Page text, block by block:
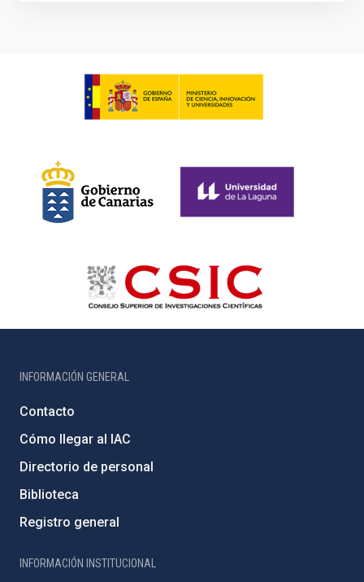
INFORMACIÓN GENERAL
Contacto
Cómo llegar al IAC
Directorio de personal
Biblioteca
Registro general
INFORMACIÓN INSTITUCIONAL